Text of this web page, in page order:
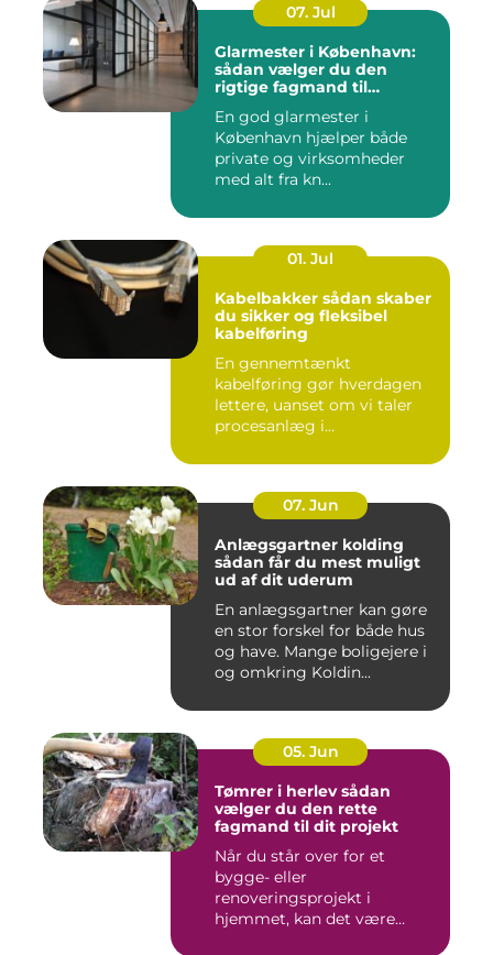
07. Jul
Glarmester i København:
sådan vælger du den
rigtige fagmand til
En god glarmester i
København hjælper både
private og virksomheder
med alt fra kn...
01. Jul
Kabelbakker sådan skaber
du sikker og fleksibel
kabelføring
En gennemtænkt
kabelføring gør hverdagen
lettere, uanset om vi taler
procesanlæg i
07. Jun
Anlægsgartner kolding
sådan får du mest muligt
ud af dit uderum
En anlægsgartner kan gøre
en stor forskel for både hus
og have. Mange boligejere i
og omkring Koldin...
05. Jun
Tømrer i herlev sådan
vælger du den rette
fagmand til dit projekt
Når du står over for et
bygge- eller
renoveringsprojekt i
hjemmet, kan det være